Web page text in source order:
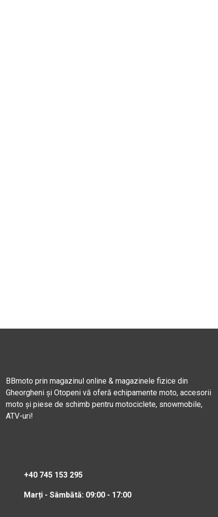
BBmoto prin magazinul online & magazinele fizice din
Gheorgheni și Otopeni vă oferă echipamente moto, accesorii
moto și piese de schimb pentru motociclete, snowmobile,
ATV-uri!
+40 745 153 295
Marți - Sâmbătă: 09:00 - 17:00